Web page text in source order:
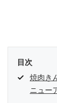
目次
焼肉き
ニュー